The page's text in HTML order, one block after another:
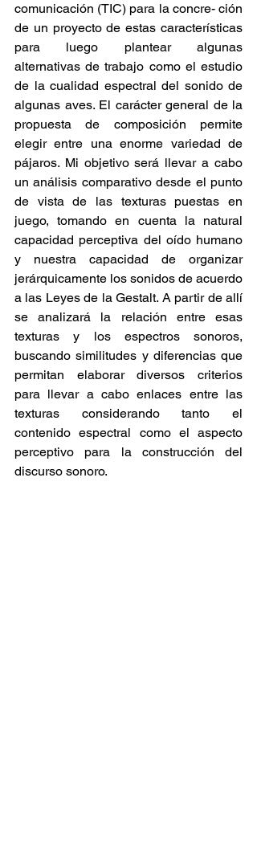
comunicación (TIC) para la concre- ción
de un proyecto de estas características
para luego plantear algunas
alternativas de trabajo como el estudio
de la cualidad espectral del sonido de
algunas aves. El carácter general de la
propuesta de composición permite
elegir entre una enorme variedad de
pájaros. Mi objetivo será llevar a cabo
un análisis comparativo desde el punto
de vista de las texturas puestas en
juego, tomando en cuenta la natural
capacidad perceptiva del oído humano
y nuestra capacidad de organizar
jerárquicamente los sonidos de acuerdo
a las Leyes de la Gestalt. A partir de allí
se analizará la relación entre esas
texturas y los espectros sonoros,
buscando similitudes y diferencias que
permitan elaborar diversos criterios
para llevar a cabo enlaces entre las
texturas considerando tanto el
contenido espectral como el aspecto
perceptivo para la construcción del
discurso sonoro.